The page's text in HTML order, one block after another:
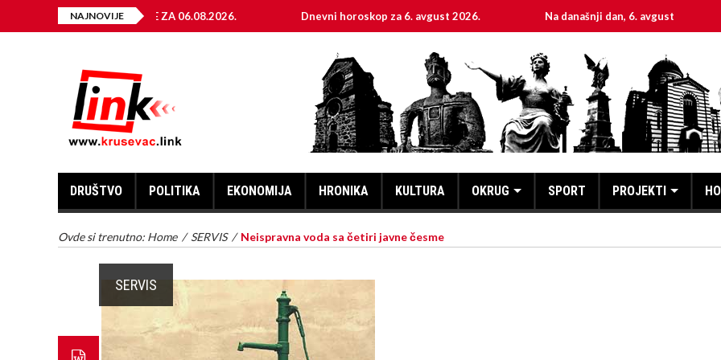
NAJNOVIJE
ENERGIJE ZA 06.08.2026. Dnevni horoskop za 6. avgust 2026. Na današnji dan, 6. avgust
DRUŠTVO POLITIKA EKONOMIJA HRONIKA KULTURA OKRUG SPORT PROJEKTI
Ovde si trenutno: Home / SERVIS / Neispravna voda sa četiri javne česme
SERVIS